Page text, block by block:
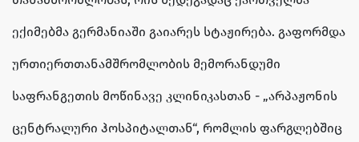
ექიმებმა გერმანიაში გაიარეს სტაჟირება. გაფორმდა
ურთიერთთანამშრომლობის მემორანდუმი
საფრანგეთის მოწინავე კლინიკასთან - „არპაჟონის
ცენტრალური ჰოსპიტალთან“, რომლის ფარგლებშიც